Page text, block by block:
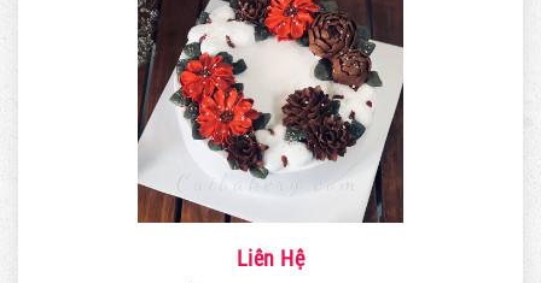
Liên Hệ